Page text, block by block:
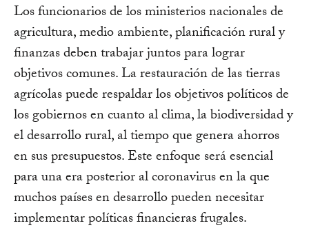
Los funcionarios de los ministerios nacionales de
agricultura, medio ambiente, planificación rural y
finanzas deben trabajar juntos para lograr
objetivos comunes. La restauración de las tierras
agrícolas puede respaldar los objetivos políticos de
los gobiernos en cuanto al clima, la biodiversidad y
el desarrollo rural, al tiempo que genera ahorros
en sus presupuestos. Este enfoque será esencial
para una era posterior al coronavirus en la que
muchos países en desarrollo pueden necesitar
implementar políticas financieras frugales.